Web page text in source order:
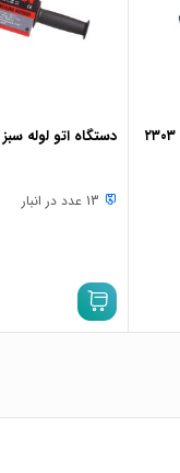
دستگاه اتو لوله سبز
13 عدد در انبار